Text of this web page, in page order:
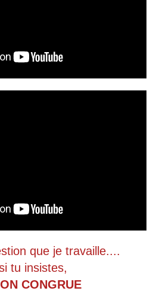
que je travaille....
tu insistes,
CONGRUE